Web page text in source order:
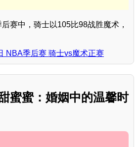
赛中，骑士以105比98战胜魔术，
NBA季后赛 骑士vs魔术正赛
蜜蜜：婚姻中的温馨时